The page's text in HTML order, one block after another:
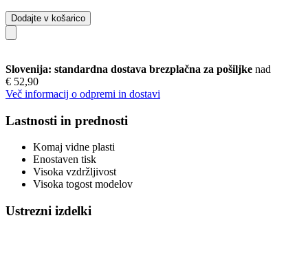
Dodajte v košarico
Slovenija: standardna dostava brezplačna za pošiljke nad
€ 52,90
Več informacij o odpremi in dostavi
Lastnosti in prednosti
Komaj vidne plasti
Enostaven tisk
Visoka vzdržljivost
Visoka togost modelov
Ustrezni izdelki